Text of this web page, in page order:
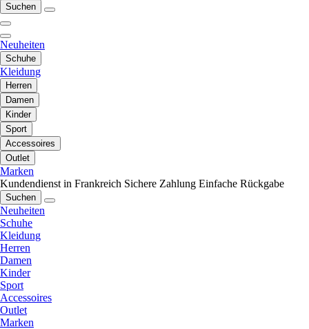
Suchen
Neuheiten
Schuhe
Kleidung
Herren
Damen
Kinder
Sport
Accessoires
Outlet
Marken
Kundendienst in Frankreich Sichere Zahlung Einfache Rückgabe
Suchen
Neuheiten
Schuhe
Kleidung
Herren
Damen
Kinder
Sport
Accessoires
Outlet
Marken